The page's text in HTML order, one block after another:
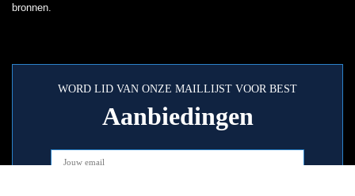
bronnen.
WORD LID VAN ONZE MAILLIJST VOOR BEST
Aanbiedingen